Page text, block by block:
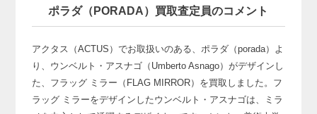
ポラダ（PORADA）買取査定員のコメント
アクタス（ACTUS）でお取扱いのある、ポラダ（porada）よ
り、 ウンベルト・アスナゴ（Umberto Asnago）がデザインし
た、 フラッグ ミラー（FLAG MIRROR）を買取しました。 フ
ラッグ ミラーをデザインしたウンベルト・アスナゴは、
ミラ